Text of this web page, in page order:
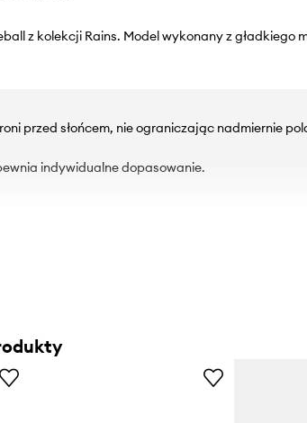
z kolekcji Rains. Model wykonany z gładkiego
przed słońcem, nie ograniczając nadmiernie
indywidualne dopasowanie.